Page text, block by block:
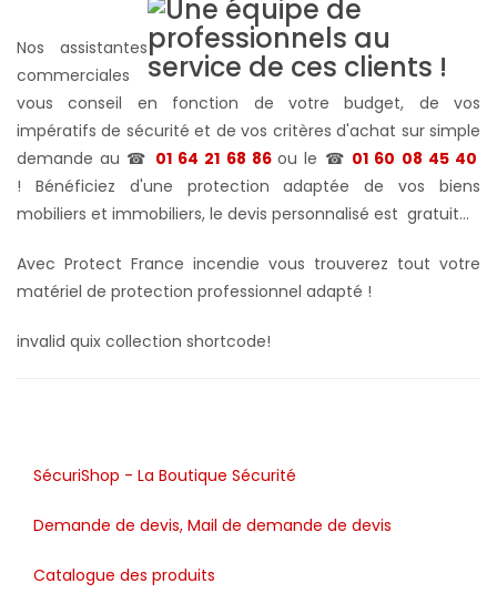
Nos assistantes
commerciales
vous conseil en fonction de votre budget, de vos
impératifs de sécurité et de vos critères d'achat sur simple
demande au ☎ 01 64 21 68 86ou le ☎ 01 60 08 45 40
! Bénéficiez d'une protection adaptée de vos biens
mobiliers et immobiliers, le devis personnalisé est gratuit...
Avec Protect France incendie vous trouverez tout votre
matériel de protection professionnel adapté !
invalid quix collection shortcode!
SécuriShop - La Boutique Sécurité
Demande de devis, Mail de demande de devis
Catalogue des produits